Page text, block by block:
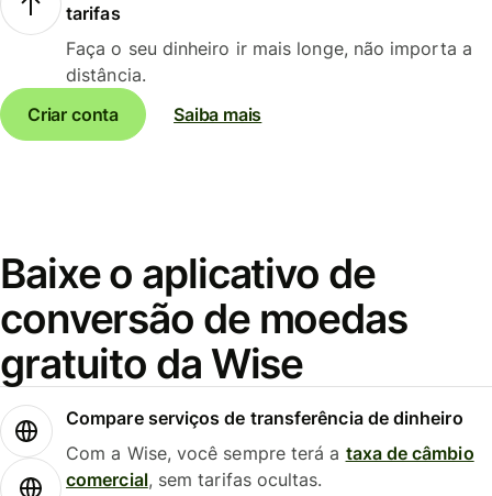
tarifas
Faça o seu dinheiro ir mais longe, não importa a
distância.
Criar conta
Saiba mais
Baixe o aplicativo de
conversão de moedas
gratuito da Wise
Compare serviços de transferência de dinheiro
Com a Wise, você sempre terá a taxa de câmbio
comercial, sem tarifas ocultas.